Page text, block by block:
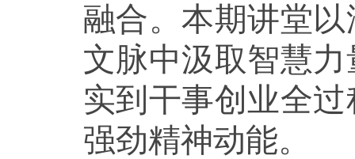
融合。本期讲堂
文脉中汲取智慧
实到干事创业全
强劲精神动能。